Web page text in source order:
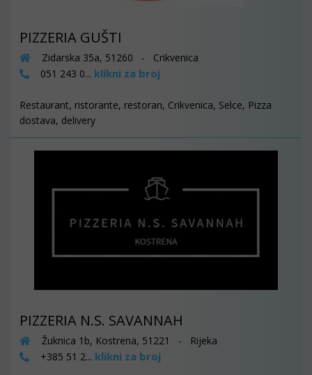
PIZZERIA GUŠTI
Zidarska 35a, 51260 - Crikvenica
051 243 0... klikni za broj
Restaurant, ristorante, restoran, Crikvenica, Selce, Pizza
dostava, delivery
PIZZERIA N.S. SAVANNAH
Žuknica 1b, Kostrena, 51221 - Rijeka
+385 51 2... klikni za broj